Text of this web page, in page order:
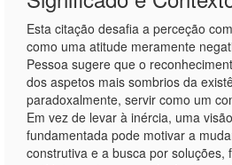
Esta citação desafia a perceção
como uma atitude meramente
Pessoa sugere que o
dos aspetos mais sombrios da
paradoxalmente, servir como um
Em vez de levar à inércia, uma
fundamentada pode motivar a
construtiva e a busca por soluções,